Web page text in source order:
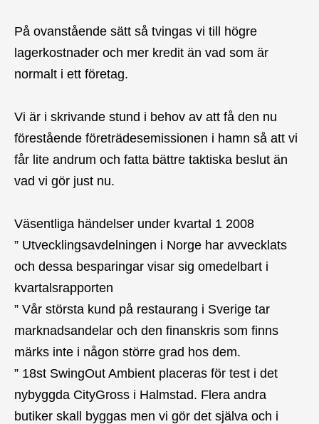
På ovanstående sätt så tvingas vi till högre
lagerkostnader och mer kredit än vad som är
normalt i ett företag.
Vi är i skrivande stund i behov av att få den nu
förestående företrädesemissionen i hamn så att vi
får lite andrum och fatta bättre taktiska beslut än
vad vi gör just nu.
Väsentliga händelser under kvartal 1 2008
” Utvecklingsavdelningen i Norge har avvecklats
och dessa besparingar visar sig omedelbart i
kvartalsrapporten
” Vår största kund på restaurang i Sverige tar
marknadsandelar och den finanskris som finns
märks inte i någon större grad hos dem.
” 18st SwingOut Ambient placeras för test i det
nybyggda CityGross i Halmstad. Flera andra
butiker skall byggas men vi gör det själva och i